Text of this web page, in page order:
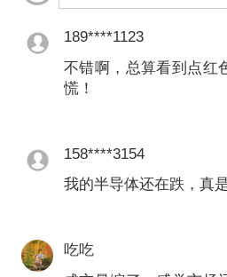
文章作者
一财资讯
此内容为第一财经原创，著作权归
经书面授权，不得以任何方式加以使
制或建立镜像。第一财经保留追究
189****1123
不错啊，总算看到点红
慌！
158****3154
我的半导体还在跌，真
吃吃